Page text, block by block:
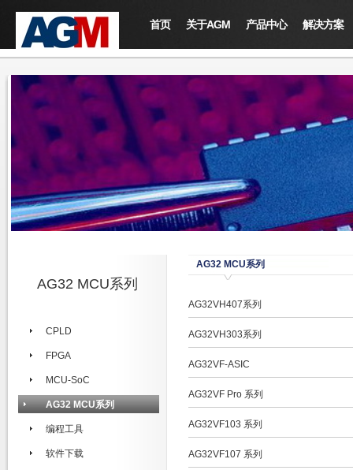
首页 关于AGM 产品中心 解决方案
AG32 MCU系列
CPLD
FPGA
MCU-SoC
AG32 MCU系列
编程工具
软件下载
AG32 MCU系列
AG32VH407系列
AG32VH303系列
AG32VF-ASIC
AG32VF Pro 系列
AG32VF103 系列
AG32VF107 系列